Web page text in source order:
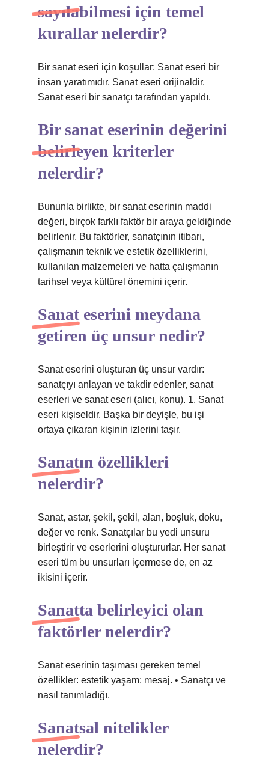
sayılabilmesi için temel
kurallar nelerdir?
Bir sanat eseri için koşullar: Sanat eseri bir
insan yaratımıdır. Sanat eseri orijinaldir.
Sanat eseri bir sanatçı tarafından yapıldı.
Bir sanat eserinin değerini
belirleyen kriterler
nelerdir?
Bununla birlikte, bir sanat eserinin maddi
değeri, birçok farklı faktör bir araya geldiğinde
belirlenir. Bu faktörler, sanatçının itibarı,
çalışmanın teknik ve estetik özelliklerini,
kullanılan malzemeleri ve hatta çalışmanın
tarihsel veya kültürel önemini içerir.
Sanat eserini meydana
getiren üç unsur nedir?
Sanat eserini oluşturan üç unsur vardır:
sanatçıyı anlayan ve takdir edenler, sanat
eserleri ve sanat eseri (alıcı, konu). 1. Sanat
eseri kişiseldir. Başka bir deyişle, bu işi
ortaya çıkaran kişinin izlerini taşır.
Sanatın özellikleri
nelerdir?
Sanat, astar, şekil, şekil, alan, boşluk, doku,
değer ve renk. Sanatçılar bu yedi unsuru
birleştirir ve eserlerini oluştururlar. Her sanat
eseri tüm bu unsurları içermese de, en az
ikisini içerir.
Sanatta belirleyici olan
faktörler nelerdir?
Sanat eserinin taşıması gereken temel
özellikler: estetik yaşam: mesaj. • Sanatçı ve
nasıl tanımladığı.
Sanatsal nitelikler
nelerdir?